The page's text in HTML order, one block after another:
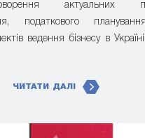
актуальних
податкового
ведення бізнесу в
ЧИТАТИ ДАЛІ